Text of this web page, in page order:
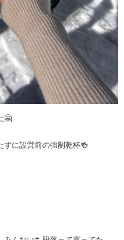
🤗
ずに設営前の強制乾杯🍻